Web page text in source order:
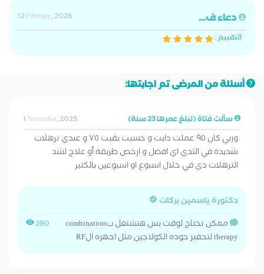
دعاء ف...
12 February, 2026
التقييم :
أسئلة من المرضى تم اجابتها:
سألت فتاة (تبلغ عمرها 23 سنة) 1 November, 2025
وزني كان ٩٥ عملت دايت و خسيت بقيت ٧٥ و عندي ترهلات
شديدة في الثدي اي افضل و ارخص طريقة أو علاج لشد
الترهلات دي في خلال اسبوع او اسبوعين بالكتير
دكتورة ياسمين بركات
290
ممكن تحتاج لوقت بس هنشتغل بcombination
therapy لتحفيز جوده الكولاجين مثل اجهزه الRF